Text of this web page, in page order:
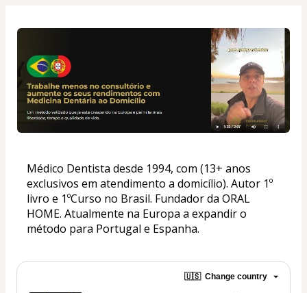
Médico Dentista desde 1994, com (13+ anos
exclusivos em atendimento a domicílio). Autor 1º
livro e 1ºCurso no Brasil. Fundador da ORAL
HOME. Atualmente na Europa a expandir o
método para Portugal e Espanha.
🇺🇸 Change country